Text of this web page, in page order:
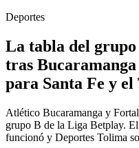
Deportes
La tabla del
tras
para Santa Fe y
Atlético Bucaramanga y
grupo B de la Liga Betplay.
funcionó y Deportes Tolima